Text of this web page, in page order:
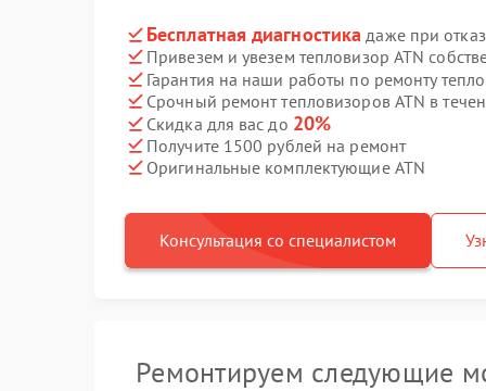
Бесплатная диагностика даже при
Привезем и увезем тепловизор ATN
Гарантия на наши работы по ремонту
Срочный ремонт тепловизоров ATN в
Скидка для вас до 20%
Получите 1500 рублей на ремонт
Оригинальные комплектующие ATN
Консультация со специалистом
Ремонтируем следующие